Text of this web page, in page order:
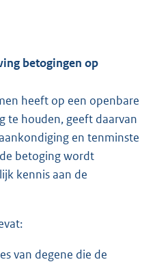
betogingen op
heeft op een openbare
te houden, geeft daarvan
en tenminste
betoging wordt
kennis aan de
van degene die de